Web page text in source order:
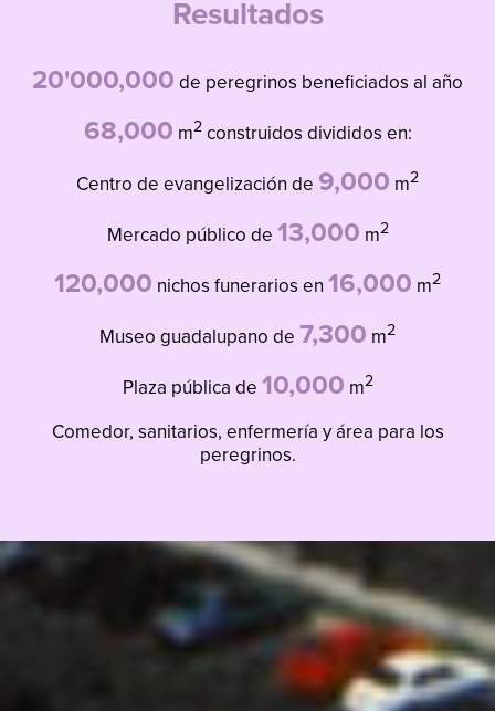
Resultados
20'000,000 de peregrinos beneficiados al año
68,000 m2construidos divididos en:
Centro de evangelización de 9,000 m2
Mercado público de 13,000 m2
120,000 nichos funerarios en 16,000 m2
Museo guadalupano de 7,300 m2
Plaza pública de 10,000 m2
Comedor, sanitarios, enfermería y área para los
peregrinos.